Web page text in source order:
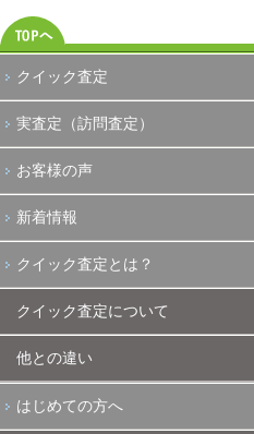
クイック査定
実査定（訪問査定）
お客様の声
新着情報
クイック査定とは？
クイック査定について
他との違い
はじめての方へ